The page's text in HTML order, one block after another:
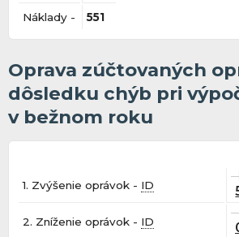
Náklady - 551
Oprava zúčtovaných
dôsledku chýb pri
v bežnom roku
1. Zvýšenie oprávok - ID
2. Zníženie oprávok - ID